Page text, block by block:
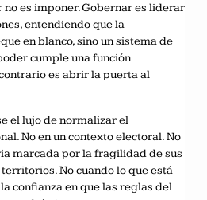
es imponer. Gobernar es liderar
entendiendo que la
en blanco, sino un sistema de
cumple una función
es abrir la puerta al
el lujo de normalizar el
No en un contexto electoral. No
marcada por la fragilidad de sus
No cuando lo que está
confianza en que las reglas del